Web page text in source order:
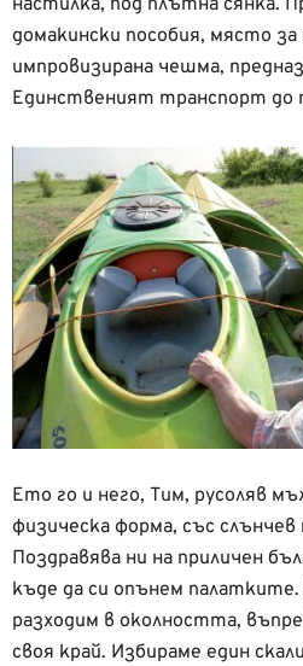
настилка, под плътна сянка.
домакински пособия, място за
импровизирана чешма,
Единственият транспорт до
Ето го и него, Тим, русоляв
физическа форма, със
Поздравява ни на приличен
къде да си опънем
разходим в околността,
своя край. Избираме един